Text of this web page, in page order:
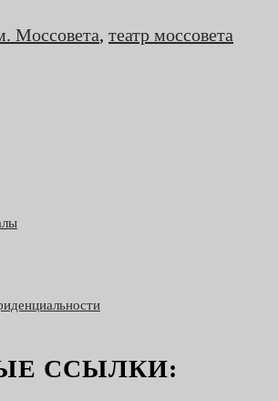
Моссовета, театр моссовета
ССЫЛКИ: